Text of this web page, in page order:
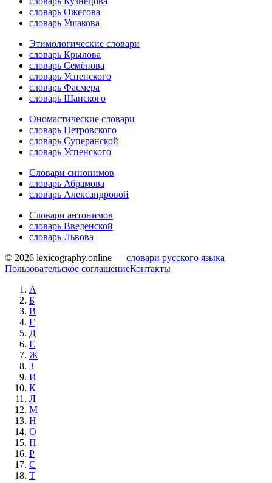
словарь Ожегова
словарь Ушакова
Этимологические словари
словарь Крылова
словарь Семёнова
словарь Успенского
словарь Фасмера
словарь Шанского
Ономастические словари
словарь Петровского
словарь Суперанской
словарь Успенского
Словари синонимов
словарь Абрамова
словарь Александровой
Словари антонимов
словарь Введенской
словарь Львова
© 2026 lexicography.online — словари русского языка
Пользовательское соглашениеКонтакты
А
Б
В
Г
Д
Е
Ж
З
И
К
Л
М
Н
О
П
Р
С
Т